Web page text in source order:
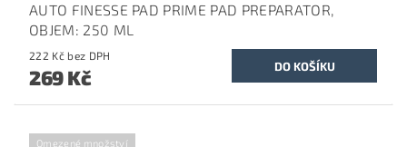
AUTO FINESSE PAD PRIME PAD PREPARATOR,
OBJEM: 250 ML
222 Kč bez DPH
269 Kč
Omezené množství